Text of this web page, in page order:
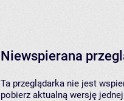
Niewspierana
Ta przeglądarka nie jest
pobierz aktualną wersję